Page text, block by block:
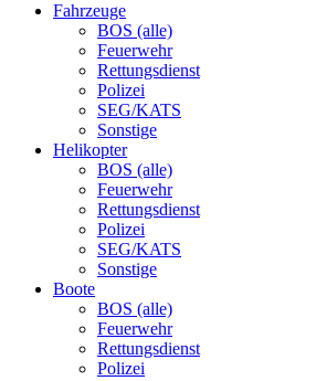
Fahrzeuge
BOS (alle)
Feuerwehr
Rettungsdienst
Polizei
SEG/KATS
Sonstige
Helikopter
BOS (alle)
Feuerwehr
Rettungsdienst
Polizei
SEG/KATS
Sonstige
Boote
BOS (alle)
Feuerwehr
Rettungsdienst
Polizei